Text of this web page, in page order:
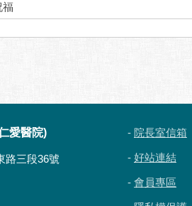
福
愛醫院)
路三段36號
- 院長室信箱
- 好站連結
- 會員專區